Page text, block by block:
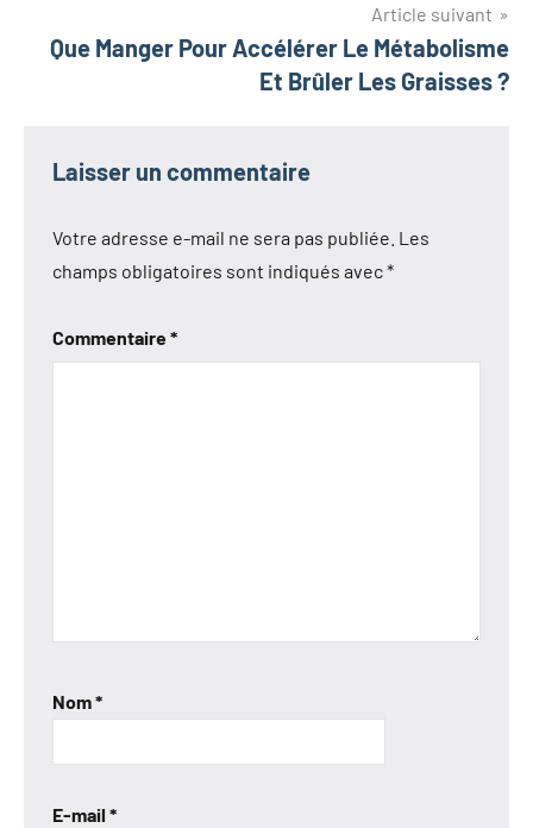
Article suivant
Que Manger Pour Accélérer Le Métabolisme
Et Brûler Les Graisses ?
Laisser un commentaire
Votre adresse e-mail ne sera pas publiée. Les
champs obligatoires sont indiqués avec*
Commentaire*
Nom*
E-mail *